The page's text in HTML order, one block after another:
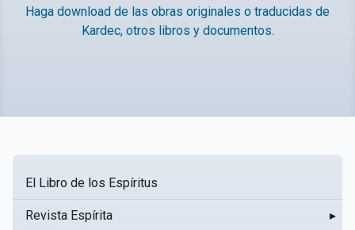
Haga download de las obras originales o traducidas de
Kardec, otros libros y documentos.
El Libro de los Espíritus
Revista Espírita ▸